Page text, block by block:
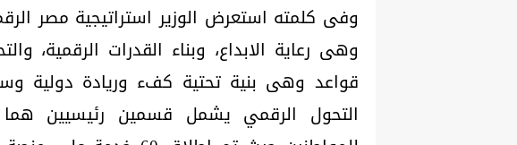
وفى كلمته استعرض الوزير استراتيجية مصر
وهى رعاية الابداع، وبناء القدرات الرقمية،
قواعد وهى بنية تحتية كفء وريادة دولية
التحول الرقمي يشمل قسمين رئيسيين هما